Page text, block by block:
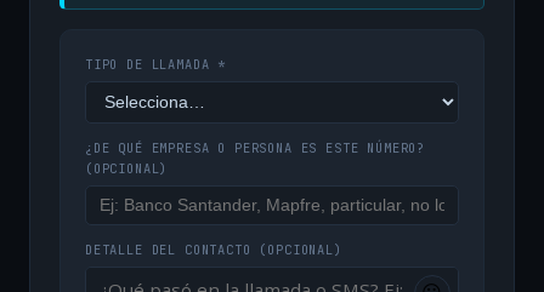
TIPO DE LLAMADA *
¿DE QUÉ EMPRESA O PERSONA ES ESTE NÚMERO?
(OPCIONAL)
DETALLE DEL CONTACTO (OPCIONAL)